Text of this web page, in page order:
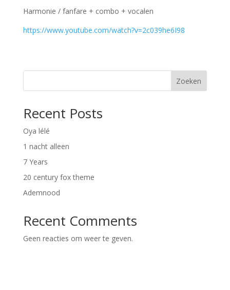
Harmonie / fanfare + combo + vocalen
https://www.youtube.com/watch?v=2c039he6I98
Zoeken
Recent Posts
Oya lélé
1 nacht alleen
7 Years
20 century fox theme
Ademnood
Recent Comments
Geen reacties om weer te geven.